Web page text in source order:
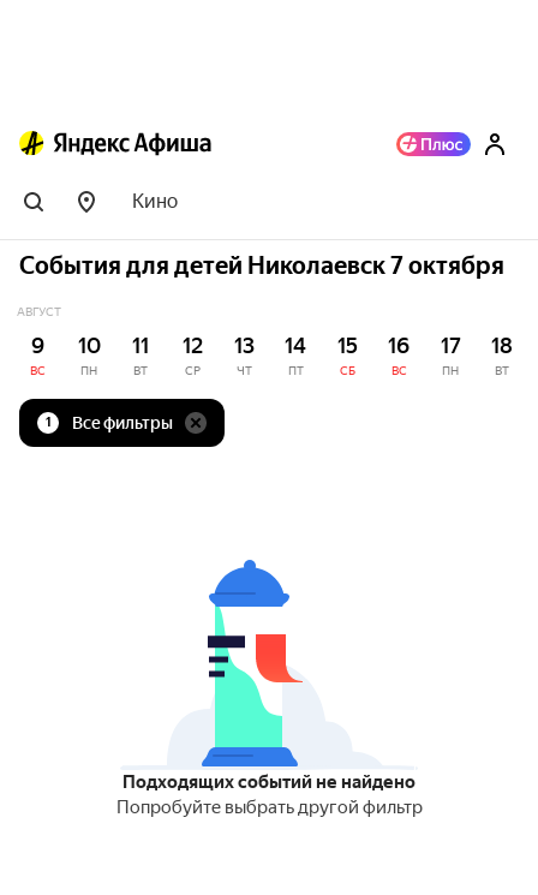
Кино
События для детей Николаевск 7 октября
АВГУСТ
9
ВС
10
ПН
11
ВТ
12
СР
13
ЧТ
14
ПТ
15
СБ
16
ВС
17
ПН
18
ВТ
1 Все фильтры
Подходящих событий не найдено
Попробуйте выбрать другой фильтр